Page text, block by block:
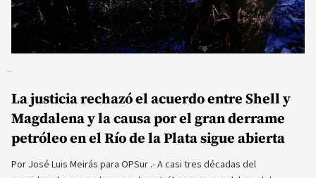
La justicia rechazó el acuerdo entre Shell y
Magdalena y la causa por el gran derrame
petróleo en el Río de la Plata sigue abierta
Por José Luis Meirás para OPSur .- A casi tres décadas del